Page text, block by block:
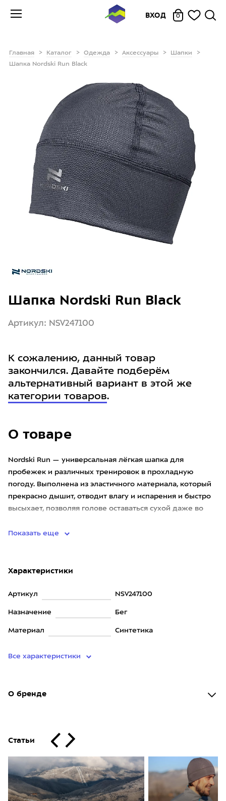
ВХОД 0
Главная Каталог Одежда Аксессуары
Шапки
Шапка Nordski Run Black
О товаре
Nordski Run — универсальная лёгкая шапка для
пробежек и различных тренировок в прохладную
погоду. Выполнена из эластичного материала, который
прекрасно дышит, отводит влагу и испарения и быстро
высыхает, позволяя голове оставаться сухой даже во
Показать еще
Характеристики
Артикул NSV247100
Назначение Бег
Материал Синтетика
Все характеристики
О бренде
Статьи
Шапка Nordski Run Black
Артикул: NSV247100
К сожалению, данный товар
закончился. Давайте подберём
альтернативный вариант в этой же
категории товаров.